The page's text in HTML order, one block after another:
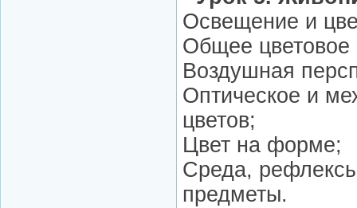
Освещение и
Общее
Воздушная
Оптическое и
цветов;
Цвет на форме;
Среда,
предметы.